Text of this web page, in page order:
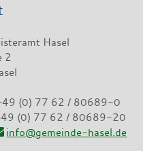
Hasel
2
(0) 77 62 / 80689-0
(0) 77 62 / 80689-20
info@gemeinde-hasel.de